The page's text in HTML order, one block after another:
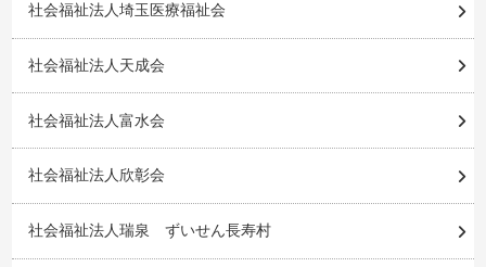
社会福祉法人埼玉医療福祉会
社会福祉法人天成会
社会福祉法人富水会
社会福祉法人欣彰会
社会福祉法人瑞泉 ずいせん長寿村